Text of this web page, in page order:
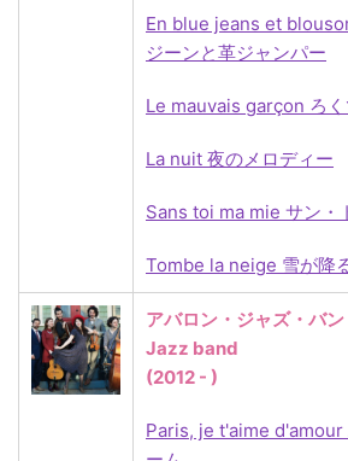
En blue jeans et
ジーンと革ジャンパー
Le mauvais garçon ろく
La nuit 夜のメロディー
Sans toi ma mie サン・
Tombe la neige 雪が降
アバロン・ジャズ・バ
Jazz band
(2012 - )
Paris, je t'aime d'amour